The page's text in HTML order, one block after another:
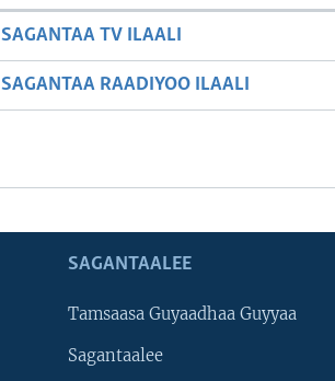
SAGANTAA TV ILAALI
SAGANTAA RAADIYOO ILAALI
SAGANTAALEE
Tamsaasa Guyaadhaa Guyyaa
Sagantaalee